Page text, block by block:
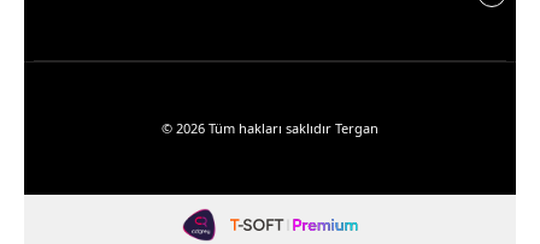
© 2026 Tüm hakları saklıdır Tergan